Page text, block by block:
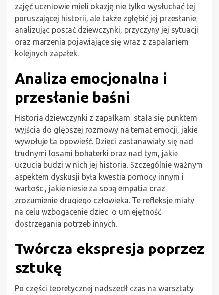
zajęć uczniowie mieli okazję nie tylko wysłuchać tej
poruszającej historii, ale także zgłębić jej przesłanie,
analizując postać dziewczynki, przyczyny jej sytuacji
oraz marzenia pojawiające się wraz z zapalaniem
kolejnych zapałek.
Analiza emocjonalna i
przesłanie baśni
Historia dziewczynki z zapałkami stała się punktem
wyjścia do głębszej rozmowy na temat emocji, jakie
wywołuje ta opowieść. Dzieci zastanawiały się nad
trudnymi losami bohaterki oraz nad tym, jakie
uczucia budzi w nich jej historia. Szczególnie ważnym
aspektem dyskusji była kwestia pomocy innym i
wartości, jakie niesie za sobą empatia oraz
zrozumienie drugiego człowieka. Te refleksje miały
na celu wzbogacenie dzieci o umiejętność
dostrzegania potrzeb innych.
Twórcza ekspresja poprzez
sztukę
Po części teoretycznej nadszedł czas na warsztaty